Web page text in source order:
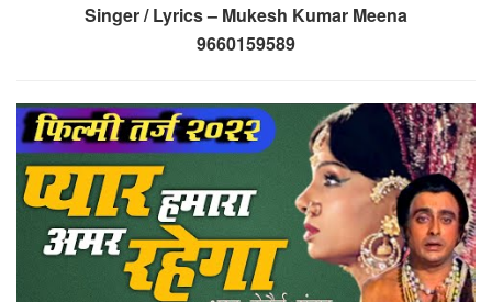
Singer / Lyrics – Mukesh Kumar Meena
9660159589